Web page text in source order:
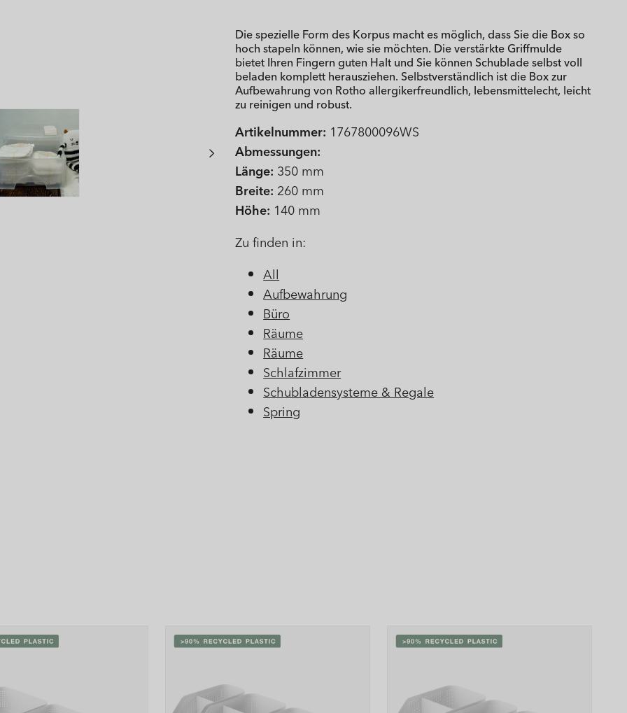
Die spezielle Form des Korpus macht es möglich, dass Sie die Box so
hoch stapeln können, wie sie möchten. Die verstärkte Griffmulde
bietet Ihren Fingern guten Halt und Sie können Schublade selbst voll
beladen komplett herausziehen. Selbstverständlich ist die Box zur
Aufbewahrung von Rotho allergikerfreundlich, lebensmittelecht, leicht
zu reinigen und robust.
Artikelnummer: 1767800096WS
Abmessungen:
Länge: 350 mm
Breite: 260 mm
Höhe: 140 mm
Zu finden in:
All
Aufbewahrung
Büro
Räume
Räume
Schlafzimmer
Schubladensysteme & Regale
Spring